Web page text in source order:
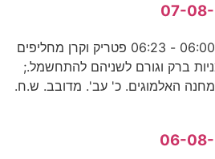
מחנה האלמוגים - פרק 21 06:00 - 06:23 פטריק וקרן מחליפים
ברק וגורם לשניהם להתחשמל.;
האלמוגים. כ' עב'. מדובב. ש.ח.